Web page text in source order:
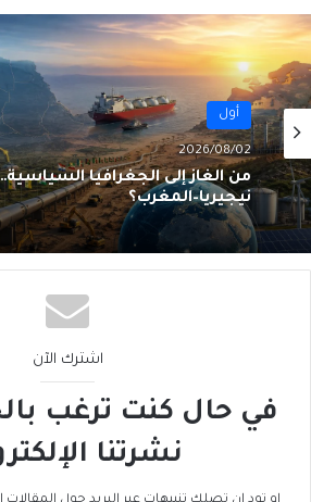
أول
2026/08/02
من الغاز إلى الجغرافيا
أسواق المال
2026/07/31
الرنمينبي في الخليج… هل يُهَدِّدُ
اشترك الآن
في حال كنت ترغب
نشرتنا